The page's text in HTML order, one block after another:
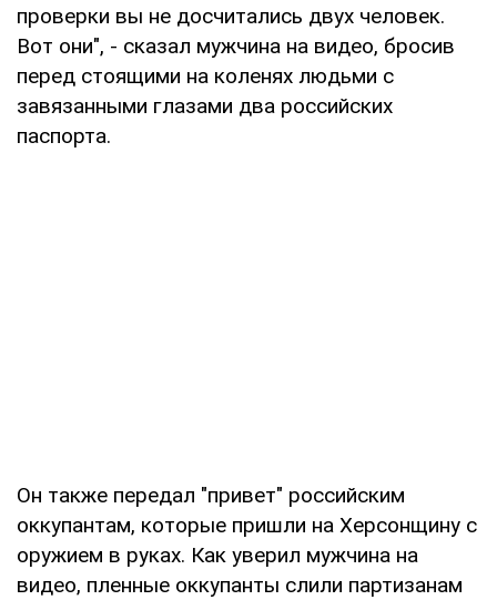
проверки вы не досчитались двух человек.
Вот они", - сказал мужчина на видео, бросив
перед стоящими на коленях людьми с
завязанными глазами два российских
паспорта.
Он также передал "привет" российским
оккупантам, которые пришли на Херсонщину с
оружием в руках. Как уверил мужчина на
видео, пленные оккупанты слили партизанам